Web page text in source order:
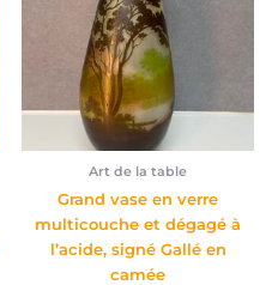
Art de la table
Grand vase en verre
multicouche et dégagé à
l’acide, signé Gallé en
camée